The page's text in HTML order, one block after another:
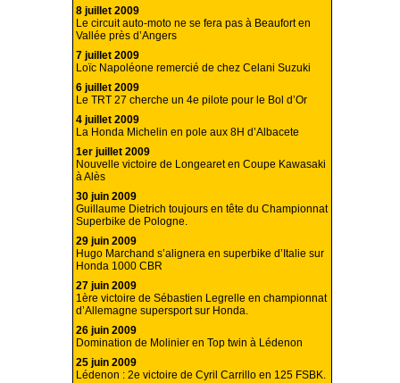
8 juillet 2009
Le circuit auto-moto ne se fera pas à Beaufort en
Vallée près d’Angers
7 juillet 2009
Loïc Napoléone remercié de chez Celani Suzuki
6 juillet 2009
Le TRT 27 cherche un 4e pilote pour le Bol d’Or
4 juillet 2009
La Honda Michelin en pole aux 8H d’Albacete
1er juillet 2009
Nouvelle victoire de Longearet en Coupe Kawasaki
à Alès
30 juin 2009
Guillaume Dietrich toujours en tête du Championnat
Superbike de Pologne.
29 juin 2009
Hugo Marchand s’alignera en superbike d’Italie sur
Honda 1000 CBR
27 juin 2009
1ère victoire de Sébastien Legrelle en championnat
d’Allemagne supersport sur Honda.
26 juin 2009
Domination de Molinier en Top twin à Lédenon
25 juin 2009
Lédenon : 2e victoire de Cyril Carrillo en 125 FSBK.